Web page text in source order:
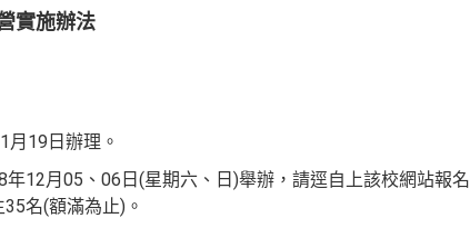
實施辦法
月19日辦理。
年12月05、06日(星期六、日)舉辦，請逕自上該校網站報名
名(額滿為止)。